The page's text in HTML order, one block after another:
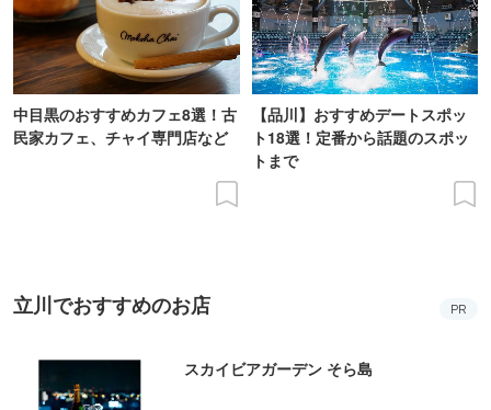
中目黒のおすすめカフェ8選！古
民家カフェ、チャイ専門店など
【品川】おすすめデートスポッ
ト18選！定番から話題のスポッ
トまで
立川でおすすめのお店 PR
スカイビアガーデン そら島